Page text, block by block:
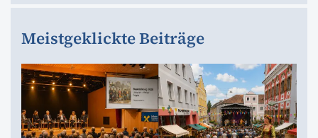
Meistgeklickte Beiträge